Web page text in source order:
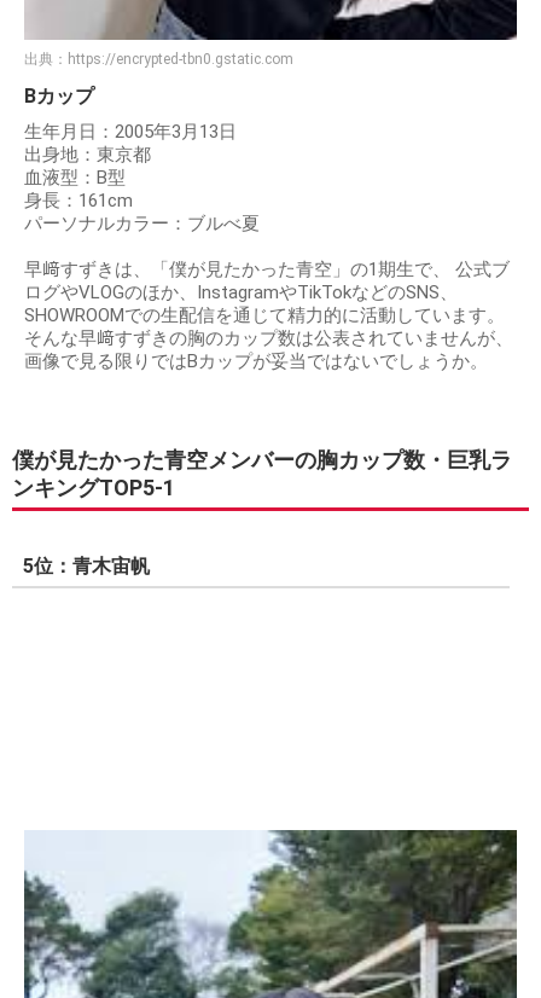
出典： https://encrypted-tbn0.gstatic.com
Bカップ
生年月日：2005年3月13日
出身地：東京都
血液型：B型
身長：161cm
パーソナルカラー：ブルべ夏
早﨑すずきは、「僕が見たかった青空」の1期生で、 公式ブ
ログやVLOGのほか、InstagramやTikTokなどのSNS、
SHOWROOMでの生配信を通じて精力的に活動しています。
そんな早﨑すずきの胸のカップ数は公表されていませんが、
画像で見る限りではBカップが妥当ではないでしょうか。
僕が見たかった青空メンバーの胸カップ数・巨乳ラ
ンキングTOP5-1
5位：青木宙帆